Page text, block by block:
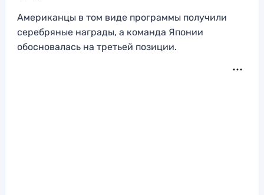
Американцы в том виде программы получили
серебряные награды, а команда Японии
обосновалась на третьей позиции.